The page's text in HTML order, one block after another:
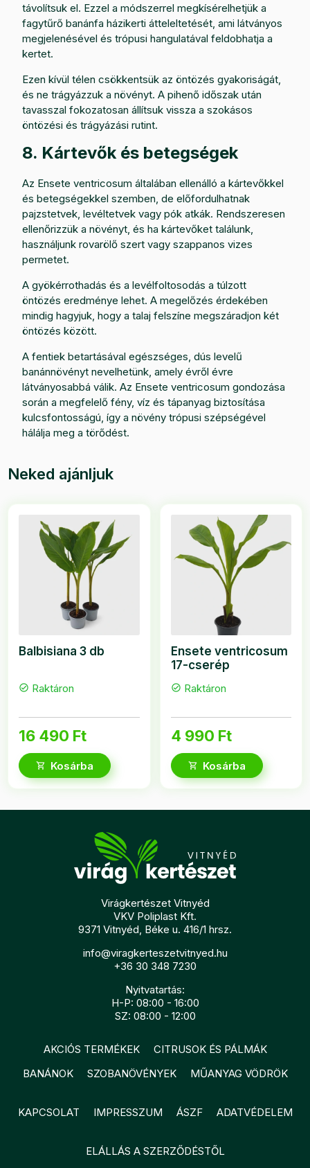
távolítsuk el. Ezzel a módszerrel megkísérelhetjük a
fagytűrő banánfa házikerti átteleltetését, ami látványos
megjelenésével és trópusi hangulatával feldobhatja a
kertet.
Ezen kívül télen csökkentsük az öntözés gyakoriságát,
és ne trágyázzuk a növényt. A pihenő időszak után
tavasszal fokozatosan állítsuk vissza a szokásos
öntözési és trágyázási rutint.
8. Kártevők és betegségek
Az Ensete ventricosum általában ellenálló a kártevőkkel
és betegségekkel szemben, de előfordulhatnak
pajzstetvek, levéltetvek vagy pók atkák. Rendszeresen
ellenőrizzük a növényt, és ha kártevőket találunk,
használjunk rovarölő szert vagy szappanos vizes
permetet.
A gyökérrothadás és a levélfoltosodás a túlzott
öntözés eredménye lehet. A megelőzés érdekében
mindig hagyjuk, hogy a talaj felszíne megszáradjon két
öntözés között.
A fentiek betartásával egészséges, dús levelű
banánnövényt nevelhetünk, amely évről évre
látványosabbá válik. Az Ensete ventricosum gondozása
során a megfelelő fény, víz és tápanyag biztosítása
kulcsfontosságú, így a növény trópusi szépségével
hálálja meg a törődést.
Neked ajánljuk
Balbisiana 3 db
check_circle Raktáron
16 490 Ft
Kosárba
Ensete ventricosum
17-cserép
check_circle Raktáron
4 990 Ft
Kosárba
Virágkertészet Vitnyéd
VKV Poliplast Kft.
9371 Vitnyéd, Béke u. 416/1 hrsz.
info@viragkerteszetvitnyed.hu
+36 30 348 7230
Nyitvatartás:
H-P: 08:00 - 16:00
SZ: 08:00 - 12:00
AKCIÓS TERMÉKEK
CITRUSOK ÉS PÁLMÁK
BANÁNOK
SZOBANÖVÉNYEK MŰANYAG VÖDRÖK
KAPCSOLAT IMPRESSZUM ÁSZF ADATVÉDELEM
ELÁLLÁS A SZERZŐDÉSTŐL